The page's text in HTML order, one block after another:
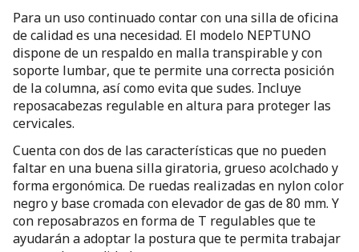
Para un uso continuado contar con una silla de oficina
de calidad es una necesidad. El modelo NEPTUNO
dispone de un respaldo en malla transpirable y con
soporte lumbar, que te permite una correcta posición
de la columna, así como evita que sudes. Incluye
reposacabezas regulable en altura para proteger las
cervicales.
Cuenta con dos de las características que no pueden
faltar en una buena silla giratoria, grueso acolchado y
forma ergonómica. De ruedas realizadas en nylon color
negro y base cromada con elevador de gas de 80 mm. Y
con reposabrazos en forma de T regulables que te
ayudarán a adoptar la postura que te permita trabajar